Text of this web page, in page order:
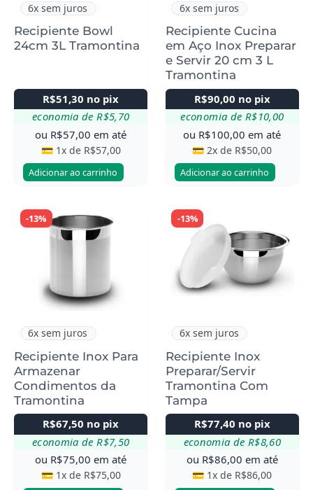
6x sem juros
Recipiente Bowl
24cm 3L Tramontina
R$51,30 no pix
economia deR$5,70
ou R$57,00 em até
💳 1x de R$57,00
Adicionar ao carrinho
6x sem juros
Recipiente Cucina
em Aço Inox Preparar
e Servir 20 cm 3 L
Tramontina
R$90,00 no pix
economia de R$10,00
ou R$100,00 em até
💳 2x de R$50,00
Adicionar ao carrinho
-13%
6x sem juros
Recipiente Inox Para
Armazenar
Condimentos da
Tramontina
R$67,50 no pix
economia de R$7,50
ou R$75,00 em até
💳 1x de R$75,00
-13%
6x sem juros
Recipiente Inox
Preparar/Servir
Tramontina Com
Tampa
R$77,40 no pix
economia de R$8,60
ou R$86,00 em até
💳 1x de R$86,00